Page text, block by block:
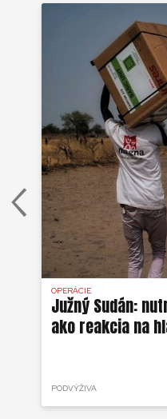
OPERÁCIE
Južný Sudán:
ako reakcia na
PODVÝŽIVA